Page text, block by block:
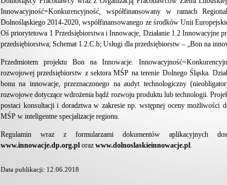
Innowacyjność=Konkurencyjność, współfinansowany w ramach
Dolnośląskiego 2014-2020, współfinansowanego ze środków Unii
Oś priorytetowa 1 Przedsiębiorstwa i Innowacje, Działanie 1.2 Innowacyjne
przedsiębiorstwa; Schemat 1.2.C.b; Usługi dla przedsiębiorstw – „Bon na
Przedmiotem projektu Bon na Innowacje.
rozwojowej przedsiębiorstw z sektora MŚP na terenie Dolnego Śląska.
bonu na innowacje, przeznaczonego na audyt technologiczny
rozwojowe dotyczące wdrożenia bądź rozwoju produktu lub technologii.
postaci konsultacji i doradztwa w zakresie np. wstępnej oceny możliwości
MŚP w inteligentne specjalizacje regionu.
Regulamin wraz z formularzami dokumentów aplikacyjnych
www.innowacje.dp.org.pl oraz www.dolnoslaskieinnowacje.pl.
Data publikacji: 12.06.2018